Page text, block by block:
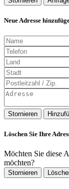
Neue Adresse
Stornieren
Löschen Sie Ihre
Möchten Sie diese
möchten?
Stornieren